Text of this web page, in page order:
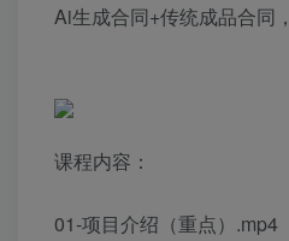
Ai生成合同+传统成品合同
课程内容：
01-项目介绍（重点）.mp4